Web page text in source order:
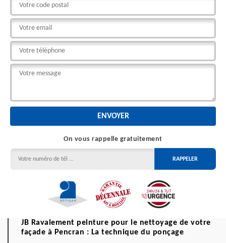
On vous rappelle gratuitement
JB Ravalement peinture pour le nettoyage de votre
façade à Pencran : La technique du ponçage